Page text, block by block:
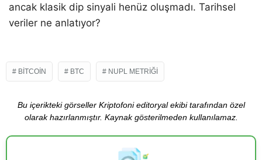
ancak klasik dip sinyali henüz oluşmadı. Tarihsel
veriler ne anlatıyor?
BITCOIN BTC NUPL METRIĞI
Bu içerikteki görseller Kriptofoni editoryal ekibi tarafından özel
olarak hazırlanmıştır. Kaynak gösterilmeden kullanılamaz.